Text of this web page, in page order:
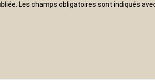
Les champs obligatoires sont indiqués